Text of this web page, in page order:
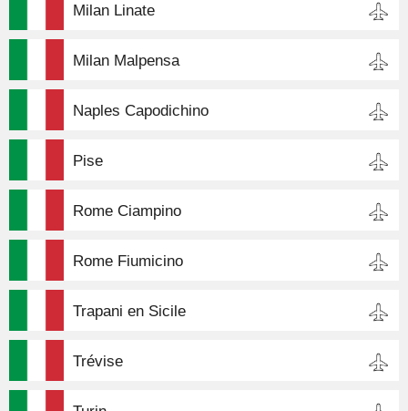
Milan Linate
Milan Malpensa
Naples Capodichino
Pise
Rome Ciampino
Rome Fiumicino
Trapani en Sicile
Trévise